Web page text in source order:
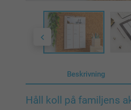
Beskrivning
Håll koll på familjens